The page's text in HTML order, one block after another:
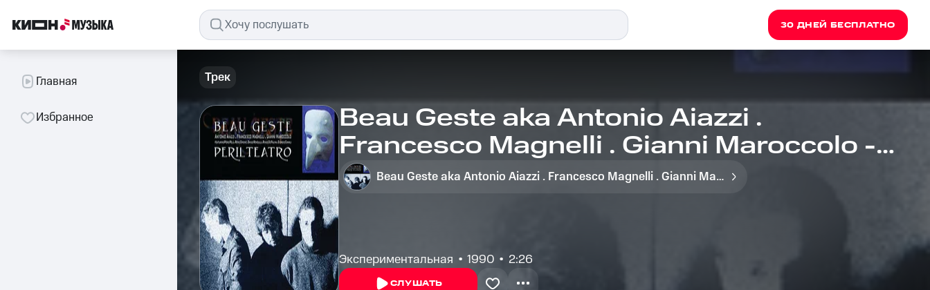
30 ДНЕЙ БЕСПЛАТНО
Главная
Избранное
Трек
Beau Geste aka Antonio Aiazzi .
Francesco Magnelli . Gianni Maroccolo -
Città Industriale Beau Geste aka Antonio Aiazzi . Francesco Magnelli . Gianni Maroccolo
Экспериментальная 1990 2:26
СЛУШАТЬ